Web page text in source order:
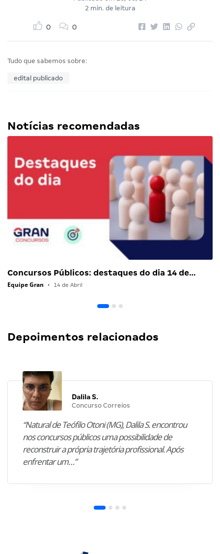
2 min. de leitura
0 0
Tudo que sabemos sobre:
edital publicado
Notícias recomendadas
Concursos Públicos: destaques do dia 14 de…
Equipe Gran • 14 de Abril
Depoimentos relacionados
Dalila S.
Concurso Correios
“Natural de Teófilo Otoni (MG), Dalila S. encontrou
nos concursos públicos uma possibilidade de
reconstruir a própria trajetória profissional. Após
enfrentar um…”